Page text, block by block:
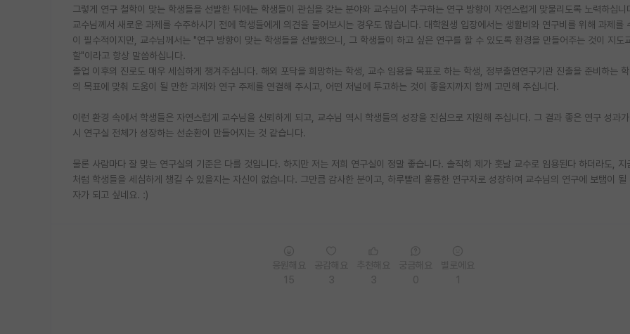
그렇게 연구 철학이 맞는 학생들을 선발한 뒤에는 학생들이 관심을 갖는 분야와 교수님이 추구하는 연구 방향이 자연스럽게 맞물리도록 노력하십니
교수님께서 새로운 과제를 수주하시기 전에 학생들에게 의견을 물어보시는 경우도 많습니다. 대학원생 입장에서는 생활비와 연구비를 위해 과제를
이 필수적이지만, 교수님께서는 "연구 방향이 맞는 학생들을 선발했으니, 그 학생들이 하고 싶은 연구를 할 수 있도록 환경을 만들어주는 것이 지도
할"이라고 항상 말씀하십니다.
졸업 이후의 진로도 매우 세심하게 챙겨주십니다. 해외 포닥을 희망하는 학생, 교수 임용을 목표로 하는 학생, 정부출연연구기관 진출을 준비하는
의 목표에 맞춰 도움이 될 만한 과제와 연구 주제를 연결해 주시고, 어떤 저널에 투고하는 것이 좋을지까지 함께 고민해 주십니다.
이런 환경 속에서 학생들은 자연스럽게 교수님을 신뢰하게 되고, 교수님 역시 학생들의 성장을 진심으로 지원해 주십니다. 그 결과 좋은 연구 성과
시 연구실 전체가 성장하는 선순환이 만들어지는 것 같습니다.
물론 사람마다 잘 맞는 연구실의 기준은 다를 것입니다. 하지만 저는 저희 연구실이 정말 좋습니다. 솔직히 제가 훗날 교수로 임용된다 하더라도, 지
처럼 학생들을 세심하게 챙길 수 있을지는 자신이 없습니다. 그만큼 감사한 분이고, 하루빨리 훌륭한 연구자로 성장하여 교수님의 연구에 보탬이 될
자가 되고 싶네요. :)